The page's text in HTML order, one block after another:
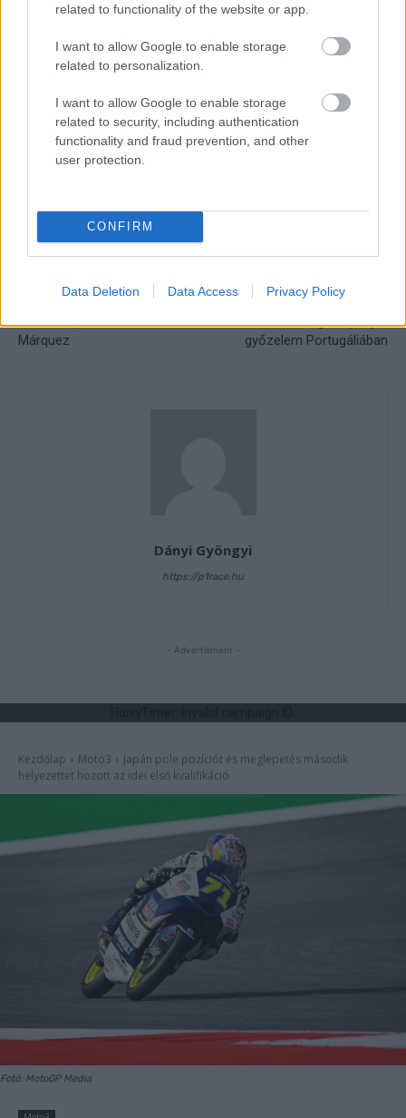
related to functionality of the website or app.
I want to allow Google to enable storage
related to personalization.
I want to allow Google to enable storage
related to security, including authentication
functionality and fraud prevention, and other
user protection.
CONFIRM
Data Deletion Data Access Privacy Policy
— MOTOGP™🏁 (@MOTOGP)MARCH
26, 2023
CIMKÉK Ayumu Sasaki Daniel Holgado
David Muñoz
Diogo Moreira Gabriel Rodrigo
Jose Antonio Rueda
Nem árulja el titkát a
előzését produkáló Marc
Márquez
Acosta koncentrációja a
folyamatos nyomás ellenére
sem rendült meg ─ spanyol
győzelem Portugáliában
Dányi Gyöngyi
https://p1race.hu
- Advertisment -